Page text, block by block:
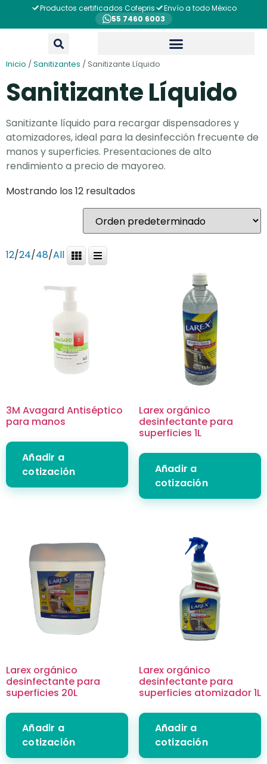
Productos certificados Cofepris
Envío a todo México
55 7460 6003
Inicio /Sanitizantes / Sanitizante Líquido
Sanitizante Líquido
Sanitizante líquido para recargar dispensadores y
atomizadores, ideal para la desinfección frecuente de
manos y superficies. Presentaciones de alto
rendimiento a precio de mayoreo.
Mostrando los 12 resultados
12/24/48/All
3M Avagard Antiséptico
para manos
Añadir a
cotización
Larex orgánico
desinfectante para
superficies 1L
Añadir a
cotización
Larex orgánico
desinfectante para
superficies 20L
Añadir a
cotización
Larex orgánico
desinfectante para
superficies atomizador 1L
Añadir a
cotización